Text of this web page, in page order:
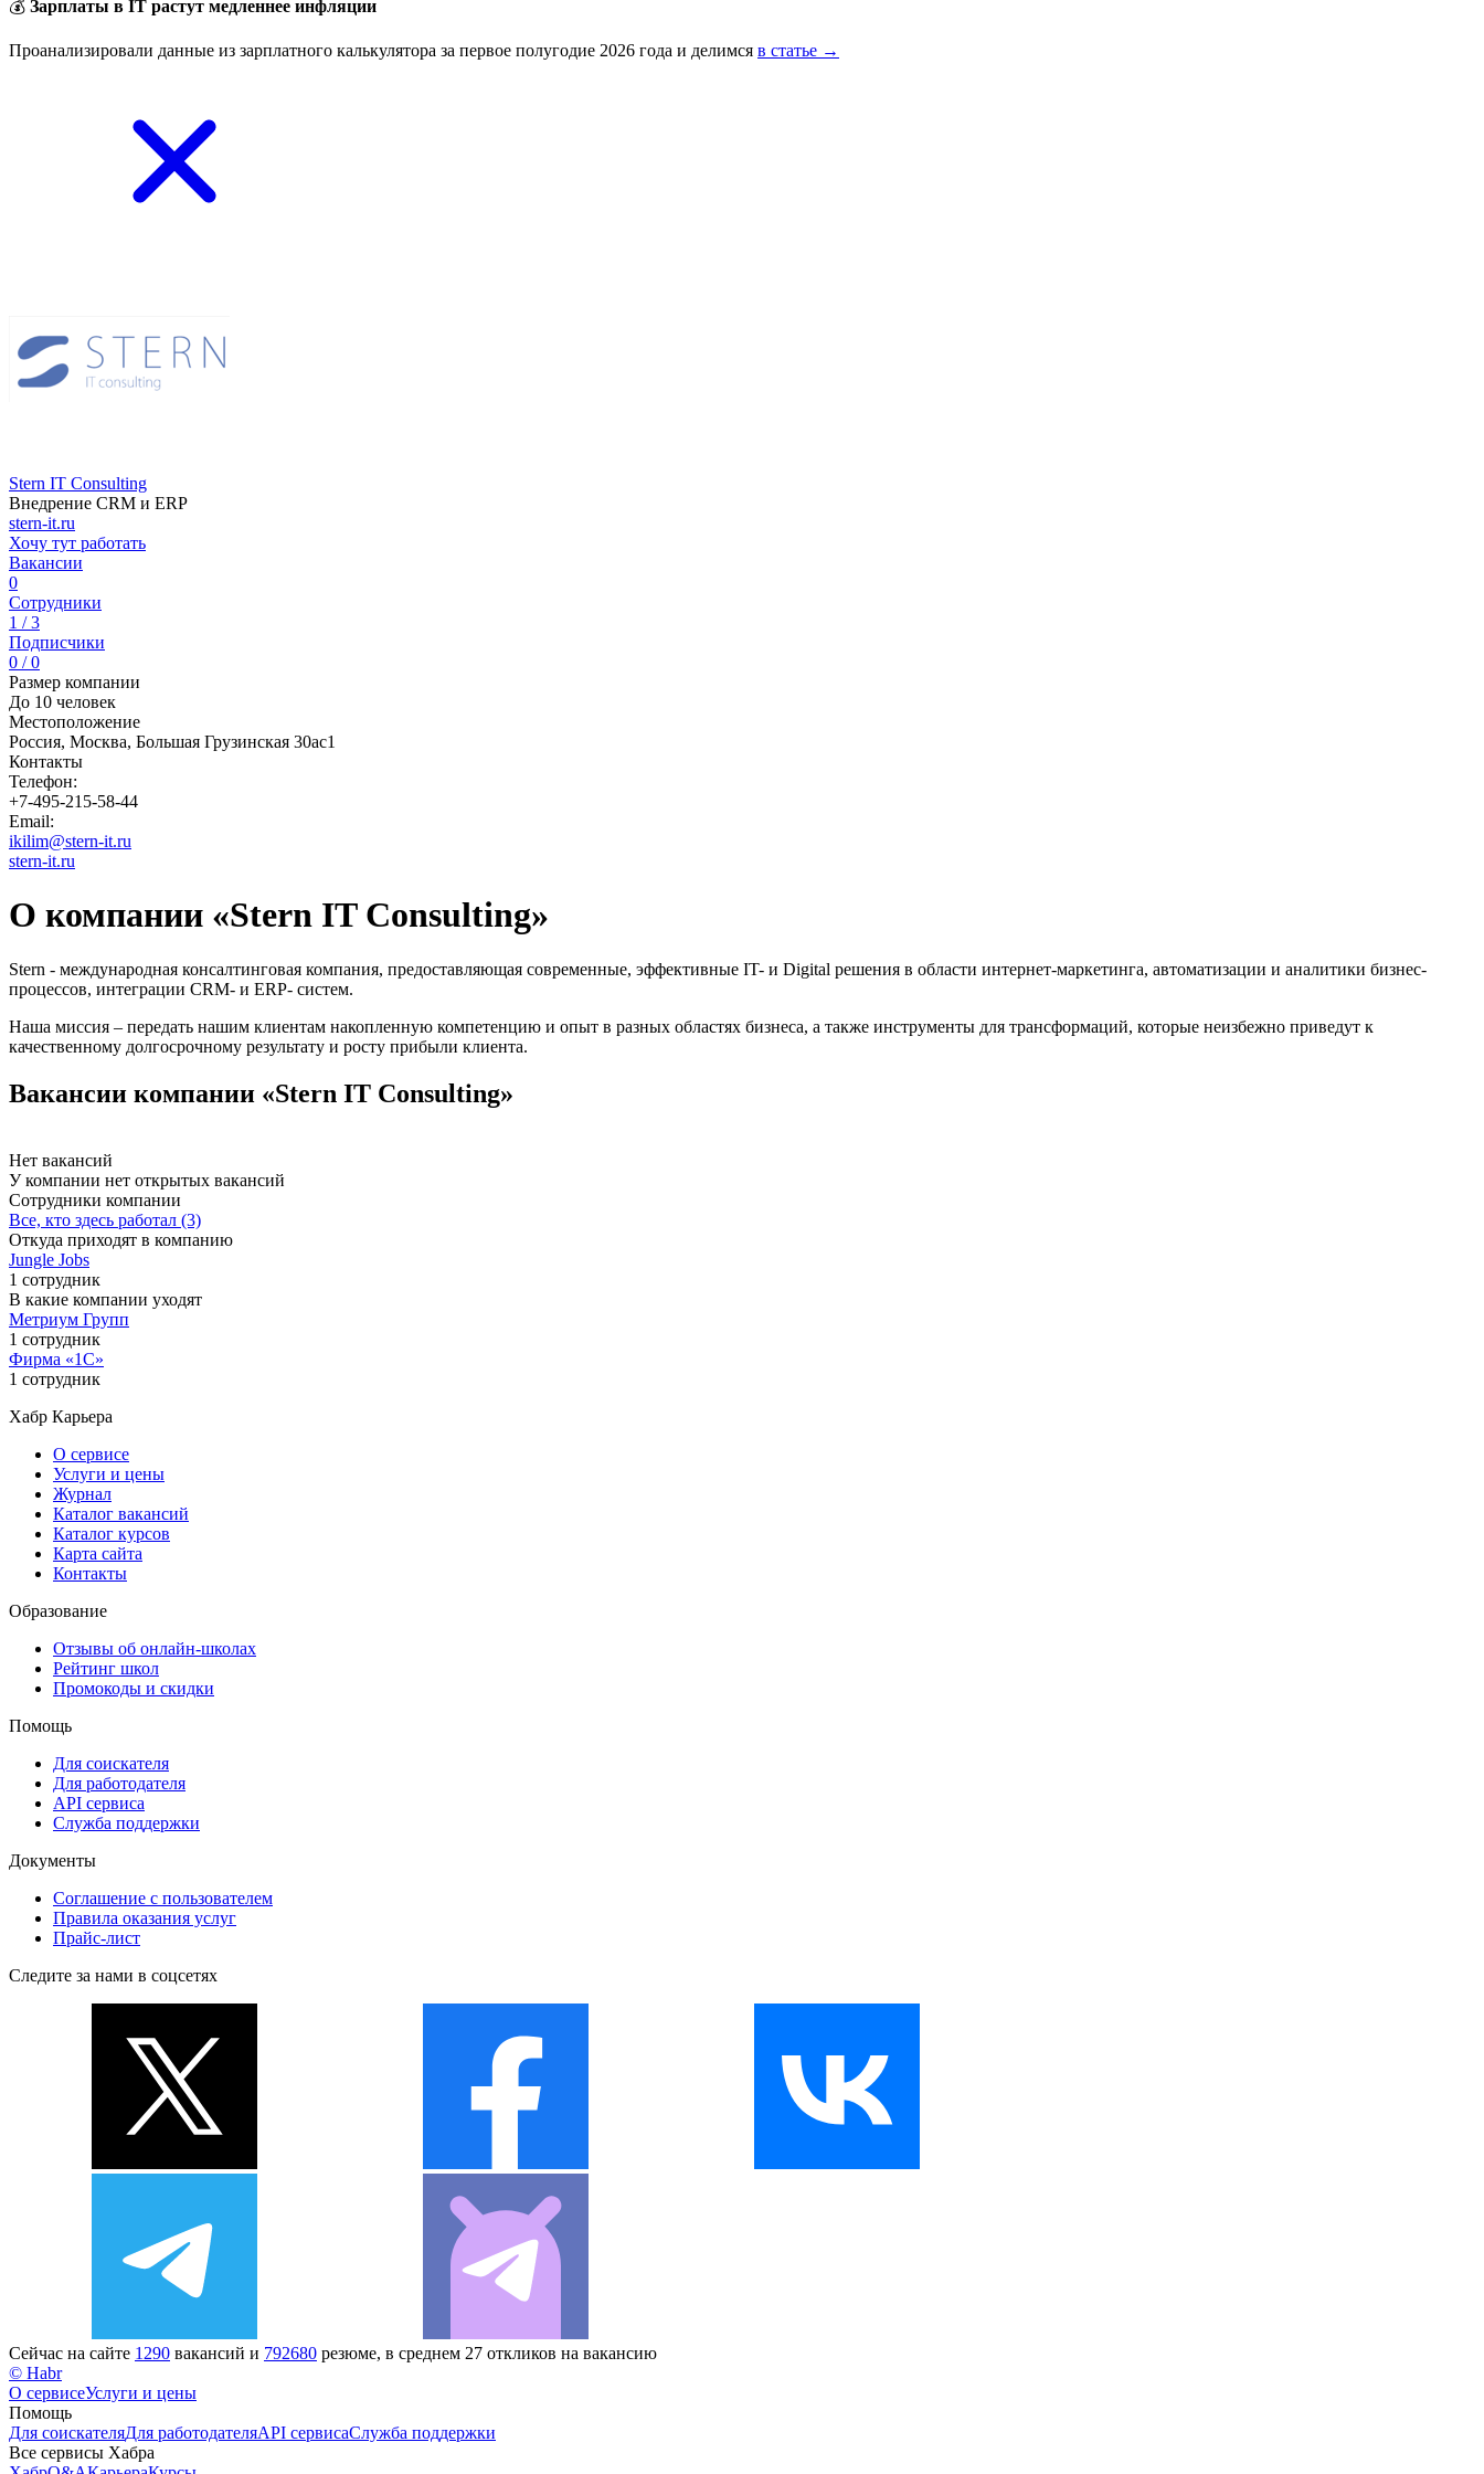
💰 Зарплаты в IT растут медленнее инфляции
Проанализировали данные из зарплатного калькулятора за первое полугодие 2026 года и делимся в статье →
Stern IT Consulting
Внедрение CRM и ERP
stern-it.ru
Хочу тут работать
Вакансии
0
Сотрудники
1 / 3
Подписчики
0 / 0
Размер компании
До 10 человек
Местоположение
Россия, Москва, Большая Грузинская 30ас1
Контакты
Телефон:
+7-495-215-58-44
Email:
ikilim@stern-it.ru
stern-it.ru
О компании «Stern IT Consulting»
Stern - международная консалтинговая компания, предоставляющая современные, эффективные IT- и Digital решения в области интернет-маркетинга, автоматизации и аналитики бизнес-
процессов, интеграции CRM- и ERP- систем.
Наша миссия – передать нашим клиентам накопленную компетенцию и опыт в разных областях бизнеса, а также инструменты для трансформаций, которые неизбежно приведут к
качественному долгосрочному результату и росту прибыли клиента.
Вакансии компании «Stern IT Consulting»
Нет вакансий
У компании нет открытых вакансий
Сотрудники компании
Все, кто здесь работал (3)
Откуда приходят в компанию
Jungle Jobs
1 сотрудник
В какие компании уходят
Метриум Групп
1 сотрудник
Фирма «1С»
1 сотрудник
Хабр Карьера
О сервисе
Услуги и цены
Журнал
Каталог вакансий
Каталог курсов
Карта сайта
Контакты
Образование
Отзывы об онлайн-школах
Рейтинг школ
Промокоды и скидки
Помощь
Для соискателя
Для работодателя
API сервиса
Служба поддержки
Документы
Соглашение с пользователем
Правила оказания услуг
Прайс-лист
Следите за нами в соцсетях
Сейчас на сайте 1290 вакансий и 792680 резюме, в среднем 27 откликов на вакансию
© Habr
О сервисеУслуги и цены
Помощь
Для соискателяДля работодателяAPI сервисаСлужба поддержки
Все сервисы Хабра